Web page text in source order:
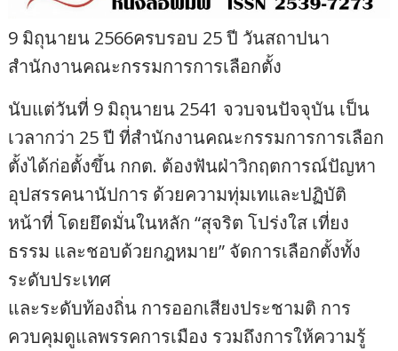
9 มิถุนายน 2566ครบรอบ 25 ปี วันสถาปนา
สำนักงานคณะกรรมการการเลือกตั้ง
นับแต่วันที่ 9 มิถุนายน 2541 จวบจนปัจจุบัน เป็น
เวลากว่า 25 ปี ที่สำนักงานคณะกรรมการการเลือก
ตั้งได้ก่อตั้งขึ้น กกต. ต้องฟันฝ่าวิกฤตการณ์ปัญหา
อุปสรรคนานัปการ ด้วยความทุ่มเทและปฏิบัติ
หน้าที่ โดยยึดมั่นในหลัก “สุจริต โปร่งใส เที่ยง
ธรรม และชอบด้วยกฎหมาย” จัดการเลือกตั้งทั้ง
ระดับประเทศ
และระดับท้องถิ่น การออกเสียงประชามติ การ
ควบคุมดูแลพรรคการเมือง รวมถึงการให้ความรู้